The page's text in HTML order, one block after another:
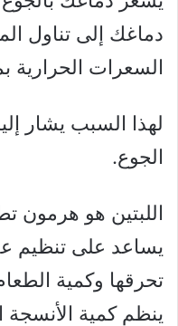
دماغك إلى تناول
السعرات الحرارية
لهذا السبب يشار
الجوع.
اللبتين هو هرمون
يساعد على تنظيم
تحرقها وكمية
ينظم كمية الأنسجة